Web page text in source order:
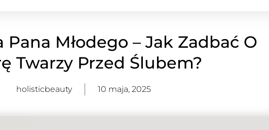
Młodego – Jak Zadbać O
Twarzy Przed Ślubem?
holisticbeauty 10 maja, 2025